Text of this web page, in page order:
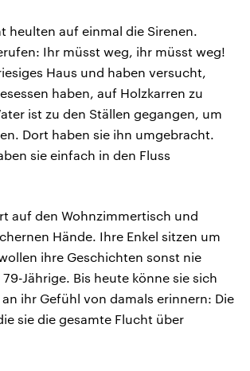
heulten auf einmal die Sirenen.
Ihr müsst weg, ihr müsst weg!
Haus und haben versucht,
haben, auf Holzkarren zu
ist zu den Ställen gegangen, um
Dort haben sie ihn umgebracht.
sie einfach in den Fluss
auf den Wohnzimmertisch und
Hände. Ihre Enkel sitzen um
ihre Geschichten sonst nie
Jährige. Bis heute könne sie sich
ihr Gefühl von damals erinnern: Die
sie die gesamte Flucht über